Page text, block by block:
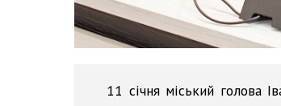
11 січня міський голова